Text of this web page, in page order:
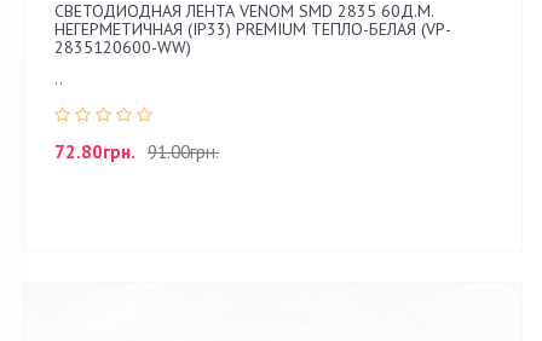
СВЕТОДИОДНАЯ ЛЕНТА VENOM SMD 2835 60Д.М.
НЕГЕРМЕТИЧНАЯ (IP33) PREMIUM ТЕПЛО-БЕЛАЯ (VP-
2835120600-WW)
..
72.80грн. 91.00грн.